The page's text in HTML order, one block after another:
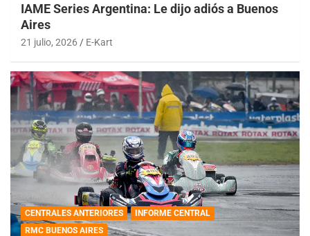
IAME Series Argentina: Le dijo adiós a Buenos
Aires
21 julio, 2026 E-Kart
CENTRALES ANTERIORES
INFORME CENTRAL
RMC BUENOS AIRES